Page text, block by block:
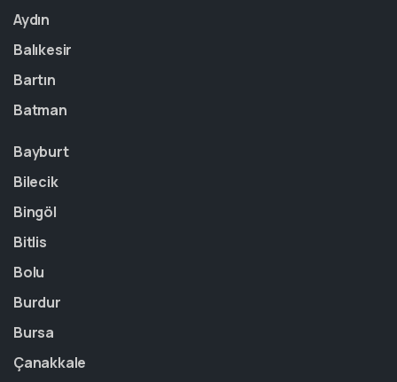
Aydın
Balıkesir
Bartın
Batman
Bayburt
Bilecik
Bingöl
Bitlis
Bolu
Burdur
Bursa
Çanakkale